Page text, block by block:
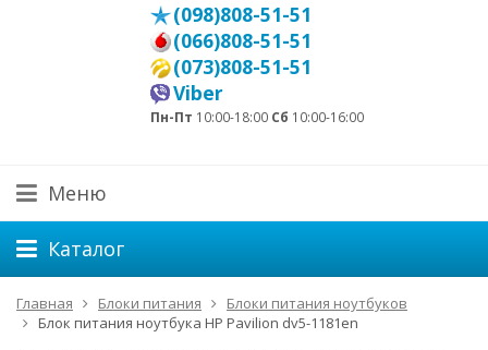
(098)808-51-51
(066)808-51-51
(073)808-51-51
Viber
Пн-Пт 10:00-18:00 Сб 10:00-16:00
Меню
Каталог
Главная Блоки питания
Блоки питания ноутбуков
Блок питания ноутбука HP Pavilion dv5-1181en